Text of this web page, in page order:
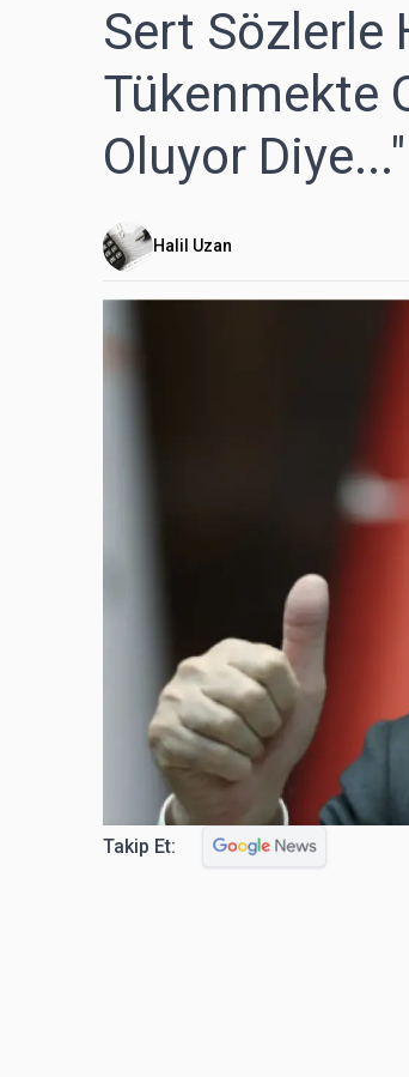
Sert Sözlerle
Tükenmekte
Oluyor Diye..."
Halil Uzan
Takip Et: